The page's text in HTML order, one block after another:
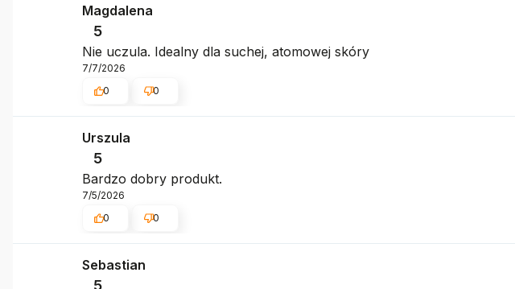
Magdalena
5
Nie uczula. Idealny dla suchej, atomowej skóry
7/7/2026
0
0
Urszula
5
Bardzo dobry produkt.
7/5/2026
0
0
Sebastian
5